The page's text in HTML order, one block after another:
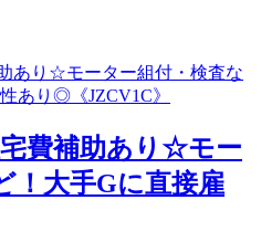
宅費補助あり☆モー
！大手Gに直接雇